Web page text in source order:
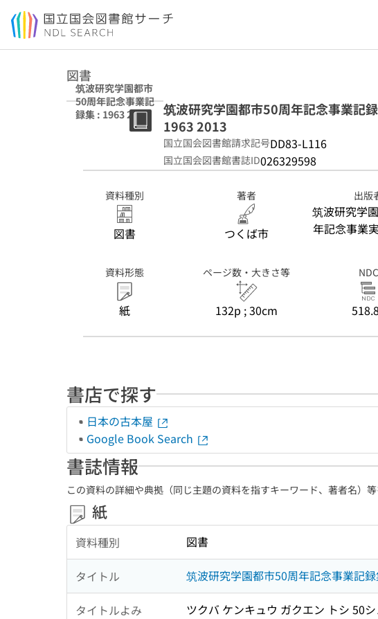
本文へ移動
図書
筑波研究学園都市
50周年記念事業記
録集 : 1963 2013
筑波研究学園都市50周年記念事業記
1963 2013
国立国会図書館請求記号DD83-L116
国立国会図書館書誌ID026329598
資料種別
図書
著者
つくば市
出版
筑波研究学
年記念事業
資料形態
紙
ページ数・大きさ等
132p ; 30cm
NDC
書店で探す
日本の古本屋
Google Book Search
書誌情報
この資料の詳細や典拠（同じ主題の資料を指すキーワード、著者名）等
紙
資料種別 図書
タイトル 筑波研究学園都市50周年記念事業記
タイトルよみ ツクバ ケンキュウ ガクエン トシ 50